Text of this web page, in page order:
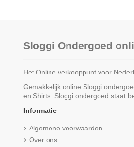
Sloggi Ondergoed
Het Online verkooppunt voor
Gemakkelijk online Sloggi
en Shirts. Sloggi ondergoed staat
Informatie
Algemene voorwaarden
Over ons